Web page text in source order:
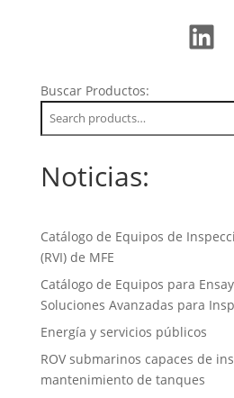
Buscar Productos:
Noticias:
Catálogo de Equipos de
(RVI) de MFE
Catálogo de Equipos para
Soluciones Avanzadas para
Energía y servicios públicos
ROV submarinos capaces de
mantenimiento de tanques